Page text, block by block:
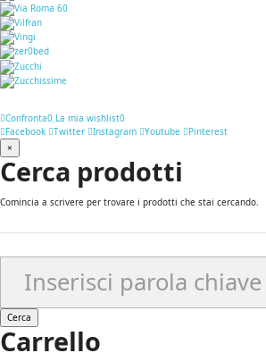
Confronta0 La mia wishlist0
Facebook
Twitter Instagram Youtube
Pinterest
×
Cerca prodotti
Comincia a scrivere per trovare i prodotti che stai cercando.
Cerca
Carrello